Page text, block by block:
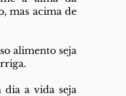
mas acima de
alimento seja
dia a vida seja